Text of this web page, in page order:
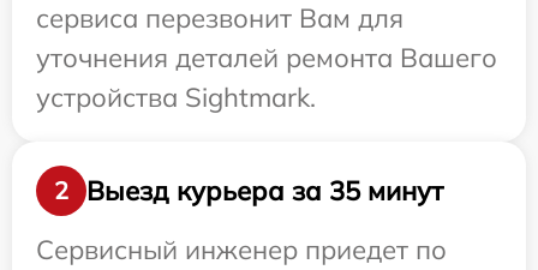
сервиса перезвонит Вам для
уточнения деталей ремонта Вашего
устройства Sightmark.
2
Выезд курьера за 35 минут
Сервисный инженер приедет по